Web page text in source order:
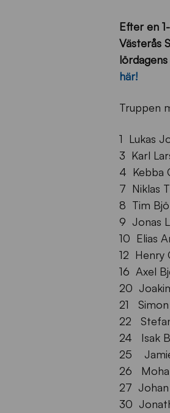
Efter en
Västerås
här!
Truppen
1 Lukas
3 Karl
4 Kebba
7 Niklas
8 Tim
9 Jonas
10 Elias
12 Henry
16 Axel
20
21
22
24 Isak
25
26
27 Johan
30